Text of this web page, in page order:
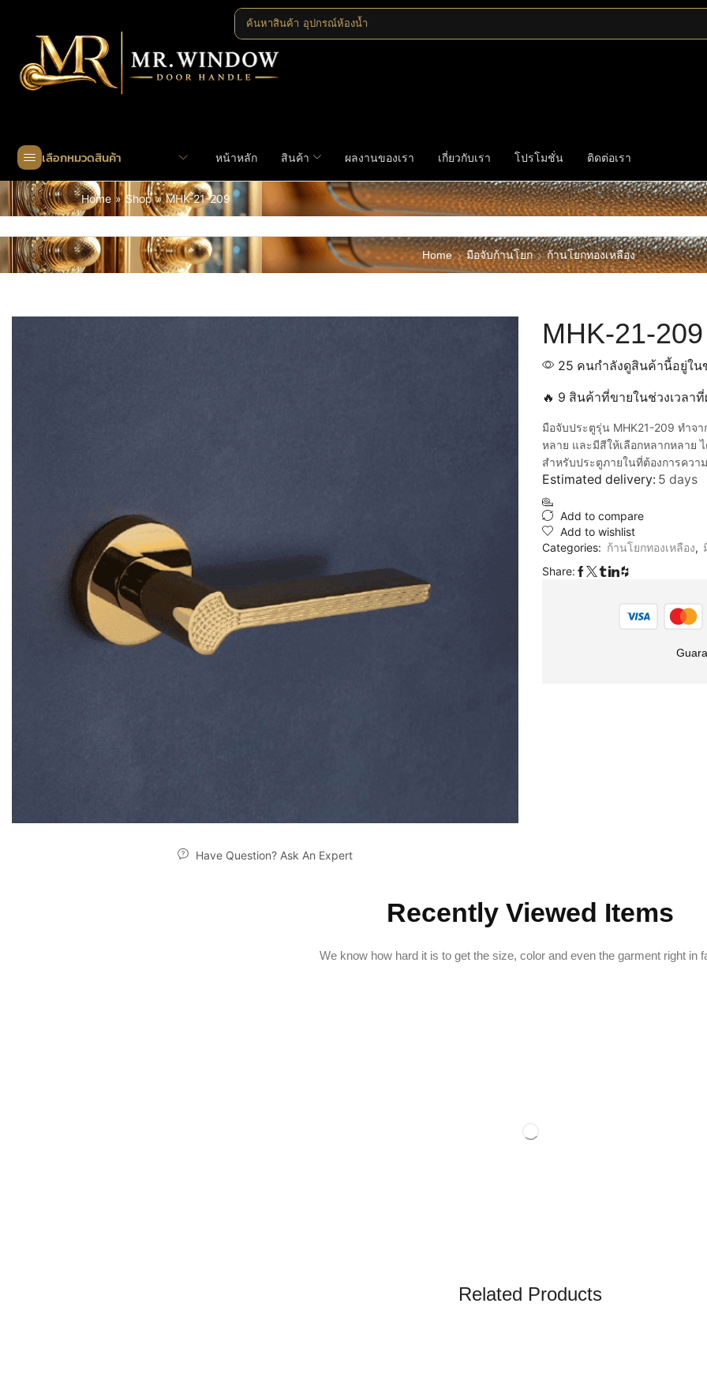
ค้นหาสินค้า อุปกรณ์ห้องน้ำ
เลือกหมวดสินค้า หน้าหลัก สินค้า ผลงานของเรา เกี่ยวกับเรา โปรโมชั่น ติดต่อเรา
Home »Shop»MHK-21-209
Home มือจับก้านโยก ก้านโยกทองเหลือง
Have Question? Ask An Expert
MHK-21-209
25 คนกำลังดูสินค้านี้อยู่ใ
🔥 9 สินค้าที่ขายในช่วงเวลา
มือจับประตูรุ่น MHK21-209 ทำจ
หลาย และมีสีให้เลือกหลากหลาย
สำหรับประตูภายในที่ต้องการควา
Estimated delivery: 5 days
Add to compare
Add to wishlist
Categories: ก้านโยกทองเหลือง,
Share:
Recently Viewed Items
We know how hard it is to get the size, color and even the garment right in
Related Products